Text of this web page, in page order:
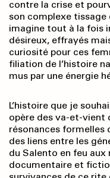
contre la crise et
son complexe tissage
imagine tout à la fois
désireux, effrayés
curiosité pour ces
filiation de l’histoire
mus par une énergie
L’histoire que je
opère des va-et-vient
résonances formelles
des liens entre les
du Salento en feu aux
documentaire et